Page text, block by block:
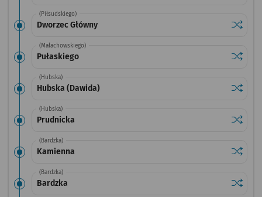
(Piłsudskiego)
Dworzec Główny
(Małachowskiego)
Pułaskiego
(Hubska)
Hubska (Dawida)
(Hubska)
Prudnicka
(Bardzka)
Kamienna
(Bardzka)
Bardzka